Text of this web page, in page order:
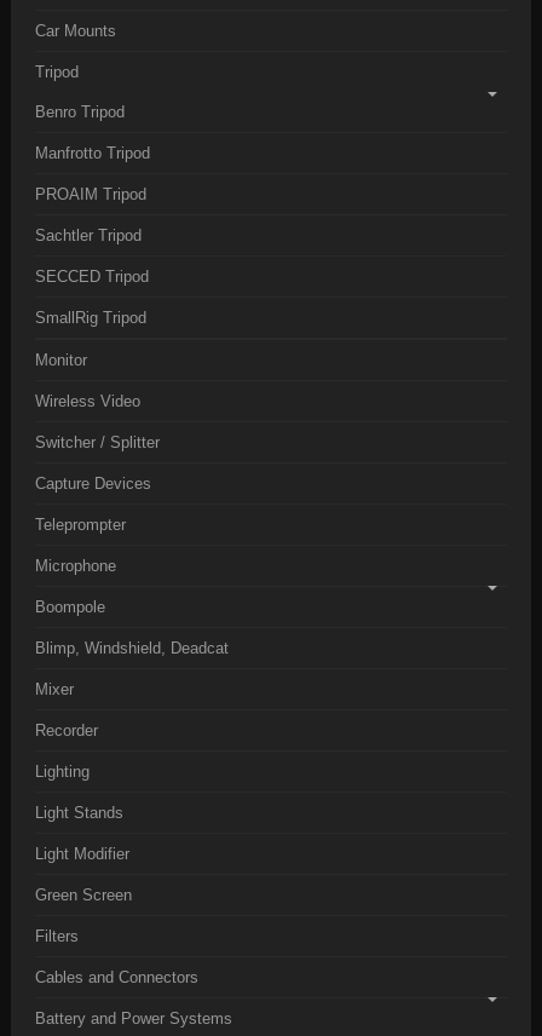
Car Mounts
Tripod
Benro Tripod
Manfrotto Tripod
PROAIM Tripod
Sachtler Tripod
SECCED Tripod
SmallRig Tripod
Monitor
Wireless Video
Switcher / Splitter
Capture Devices
Teleprompter
Microphone
Boompole
Blimp, Windshield, Deadcat
Mixer
Recorder
Lighting
Light Stands
Light Modifier
Green Screen
Filters
Cables and Connectors
Battery and Power Systems